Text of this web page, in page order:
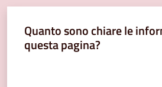
Servizi
Quanto sono chiare le
questa pagina?